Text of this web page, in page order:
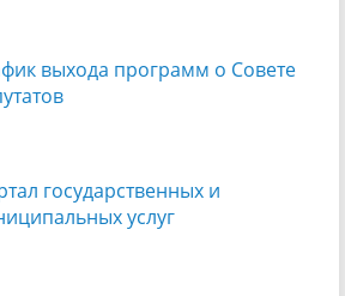
выхода программ о Cовете
государственных и
услуг